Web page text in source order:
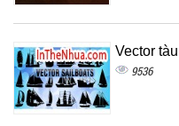
Vector
9536